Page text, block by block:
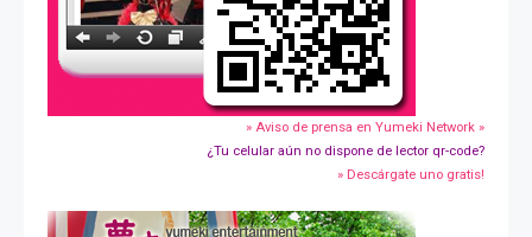
» Aviso de prensa en Yumeki Network »
¿Tu celular aún no dispone de lector qr-code?
» Descárgate uno gratis!